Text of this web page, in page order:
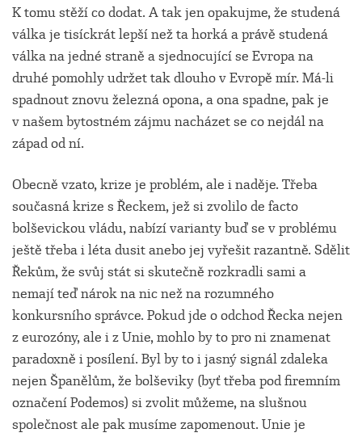
K tomu stěží co dodat. A tak jen opakujme, že studená
válka je tisíckrát lepší než ta horká a právě studená
válka na jedné straně a sjednocující se Evropa na
druhé pomohly udržet tak dlouho v Evropě mír. Má-li
spadnout znovu železná opona, a ona spadne, pak je
v našem bytostném zájmu nacházet se co nejdál na
západ od ní.
Obecně vzato, krize je problém, ale i naděje. Třeba
současná krize s Řeckem, jež si zvolilo de facto
bolševickou vládu, nabízí varianty buď se v problému
ještě třeba i léta dusit anebo jej vyřešit razantně. Sdělit
Řekům, že svůj stát si skutečně rozkradli sami a
nemají teď nárok na nic než na rozumného
konkursního správce. Pokud jde o odchod Řecka nejen
z eurozóny, ale i z Unie, mohlo by to pro ni znamenat
paradoxně i posílení. Byl by to i jasný signál zdaleka
nejen Španělům, že bolševiky (byť třeba pod firemním
označení Podemos) si zvolit můžeme, na slušnou
společnost ale pak musíme zapomenout. Unie je